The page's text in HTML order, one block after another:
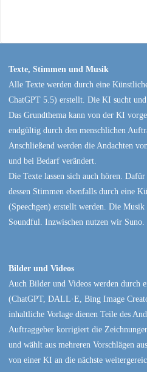
Texte, Stimmen und Musik
Alle Texte werden durch eine
ChatGPT 5.5) erstellt. Die KI sucht
Das Grundthema kann von der KI
endgültig durch den menschlichen
Anschließend werden die Andachten
und bei Bedarf verändert.
Die Texte lassen sich auch hören. Dafür
dessen Stimmen ebenfalls durch eine
(Speechgen) erstellt werden. Die
Soundful. Inzwischen nutzen wir Suno.
Bilder und Videos
Auch Bilder und Videos werden durch
(ChatGPT, DALL·E, Bing Image
inhaltliche Vorlage dienen Teile des
Auftraggeber korrigiert die
und wählt aus mehreren Vorschlägen
von einer KI an die nächste